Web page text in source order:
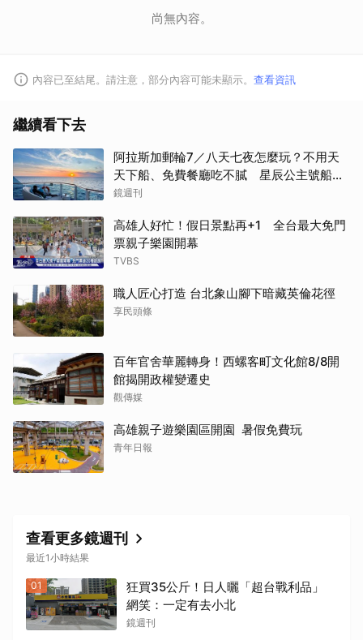
尚無內容。
內容已至結尾。請注意，部分內容可能未顯示。 查看資訊
繼續看下去
阿拉斯加郵輪7／八天七夜怎麼玩？不用天
天下船、免費餐廳吃不膩 星辰公主號船上
一日生活公開
鏡週刊
高雄人好忙！假日景點再+1 全台最大免門
票親子樂園開幕
TVBS
職人匠心打造 台北象山腳下暗藏英倫花徑
享民頭條
百年官舍華麗轉身！西螺客町文化館8/8開
館揭開政權變遷史
觀傳媒
高雄親子遊樂園區開園 暑假免費玩
青年日報
查看更多鏡週刊
最近1小時結果
01
狂買35公斤！日人曬「超台戰利品」
網笑：一定有去小北
鏡週刊